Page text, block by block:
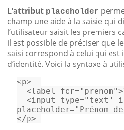
L’attribut placeholder
champ une aide à la saisie qui
l’utilisateur saisit les premiers
il est possible de préciser que
saisi correspond à celui qui est
d’identité. Voici la syntaxe à
<p>
<label for="prenom"
<input type="text"
placeholder="Prénom
</p>